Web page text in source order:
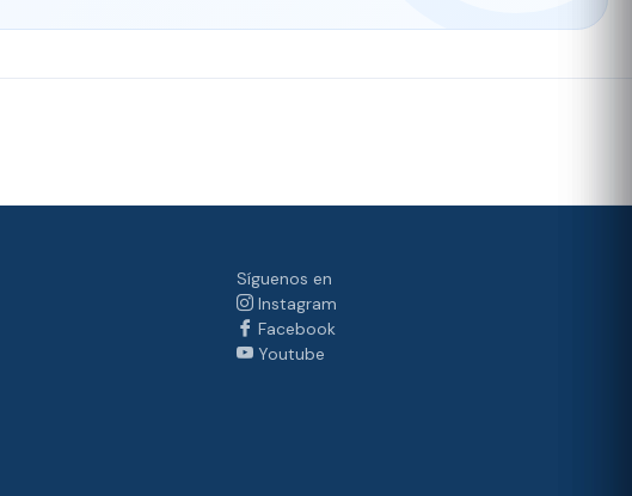
Síguenos en
Instagram
Facebook
Youtube